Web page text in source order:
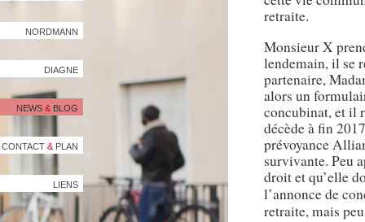
NORDMANN
DIAGNE
NEWS & BLOG
CONTACT & PLAN
LIENS
retraite.
Monsieur X
lendemain, il se
partenaire,
alors un
concubinat, et il
décède à fin
prévoyance
survivante. Peu
droit et qu’elle
l’annonce de
retraite, mais